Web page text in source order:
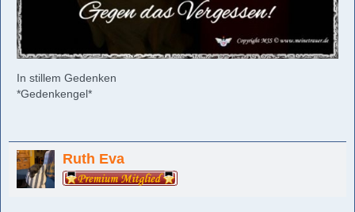
In stillem Gedenken
*Gedenkengel*
Ruth Eva